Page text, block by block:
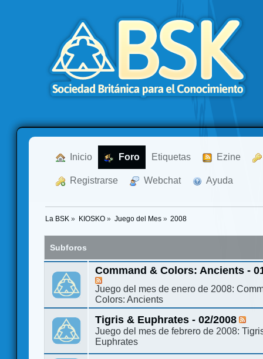
Inicio Foro Etiquetas Ezine
Registrarse Webchat Ayuda
La BSK » KIOSKO» Juego del Mes» 2008
Subforos
Command & Colors: Ancients -
Juego del mes de enero de 2008:
Colors: Ancients
Tigris & Euphrates - 02/2008
Juego del mes de febrero de 2008:
Euphrates